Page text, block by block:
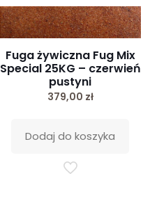
Fuga żywiczna Fug Mix
Special 25KG – czerwień
pustyni
379,00 zł
Dodaj do koszyka